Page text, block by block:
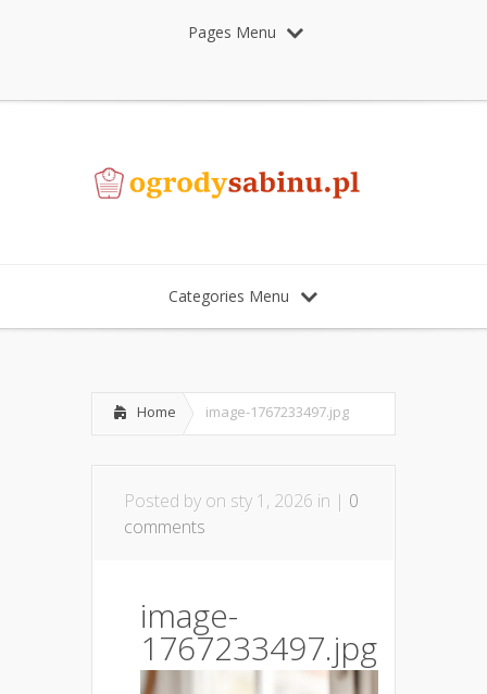
Pages Menu
Categories Menu
Home image-1767233497.jpg
Posted by on sty 1, 2026 in | 0
comments
image-
1767233497.jpg